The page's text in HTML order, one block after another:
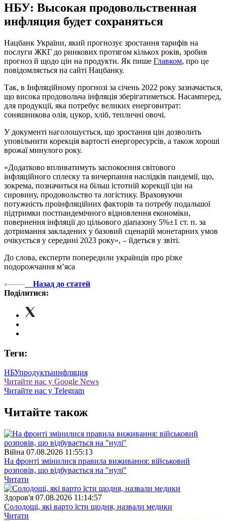
НБУ: Высокая продовольственная
инфляция будет сохраняться
Нацбанк України, який прогнозує зростання тарифів на
послуги ЖКГ до ринкових протягом кількох років, зробив
прогноз й щодо цін на продукти. Як пише Главком, про це
повідомляється на сайті Нацбанку.
Так, в Інфляційному прогнозі за січень 2022 року зазначається,
що висока продовольча інфляція зберігатиметься. Насамперед,
для продукції, яка потребує великих енерговитрат:
соняшникова олія, цукор, хліб, тепличні овочі.
У документі наголошується, що зростання цін дозволить
уповільнити корекція вартості енергоресурсів, а також хороші
врожаї минулого року.
«Додатково впливатимуть заспокоєння світового
інфляційного сплеску та вичерпання наслідків пандемії, що,
зокрема, позначиться на більш істотній корекції цін на
сировину, продовольство та логістику. Враховуючи
потужність проінфляційних факторів та потребу подальшої
підтримки постпандемічного відновлення економіки,
повернення інфляції до цільового діапазону 5%±1 ст. п. за
дотримання закладених у базовий сценарій монетарних умов
очікується у середині 2023 року», – йдеться у звіті.
До слова, експерти попередили українців про різке
подорожчання м’яса
Назад до статей
Поділитися:
Теги:
НБУпродуктыинфляция
Читайте нас у Google News
Читайте нас у Telegram
Читайте також
Війна 07.08.2026 11:55:13
На фронті змінилися правила виживання: військовий
розповів, що відбувається на "нулі"
Читати
Здоров'я 07.08.2026 11:14:57
Солодощі, які варто їсти щодня, назвали медики
Читати